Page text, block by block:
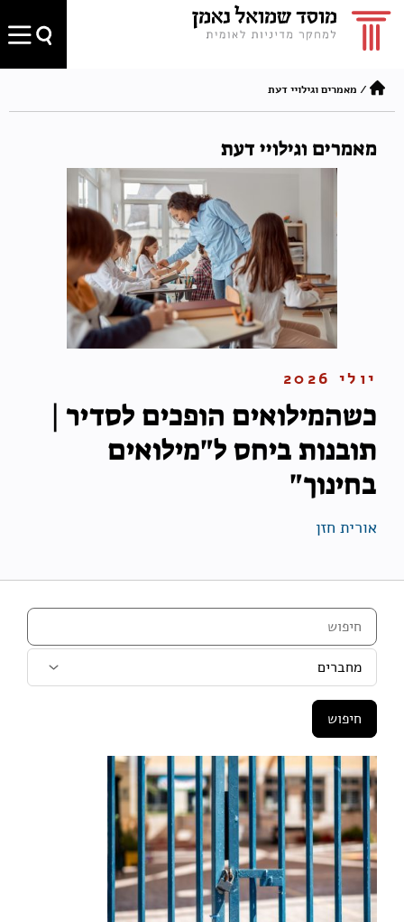
/ מאמרים וגילויי דעת
מאמרים וגילויי דעת
יולי 2026
כשהמילואים הופכים לסדיר |
תובנות ביחס ל"מילואים
בחינוך"
אורית חזן